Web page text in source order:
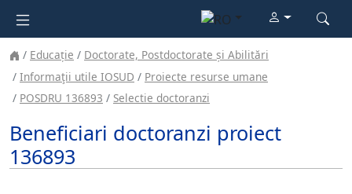
Educație
Doctorate, Postdoctorate și Abilitări
Informaţii utile IOSUD
Proiecte resurse umane
POSDRU 136893
Selectie doctoranzi
Beneficiari doctoranzi proiect
136893